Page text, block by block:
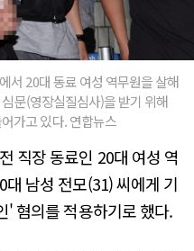
서 20대 동료 여성 역무원을 살해
문(영장실질심사)을 받기 위해
가고 있다. 연합뉴스
직장 동료인 20대 여성 역
남성 전모(31) 씨에게 기
' 혐의를 적용하기로 했다.